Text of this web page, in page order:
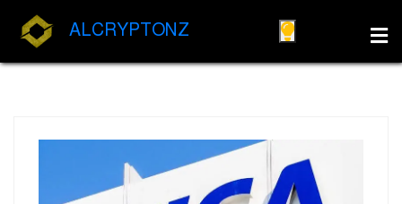
ALCRYPTONZ